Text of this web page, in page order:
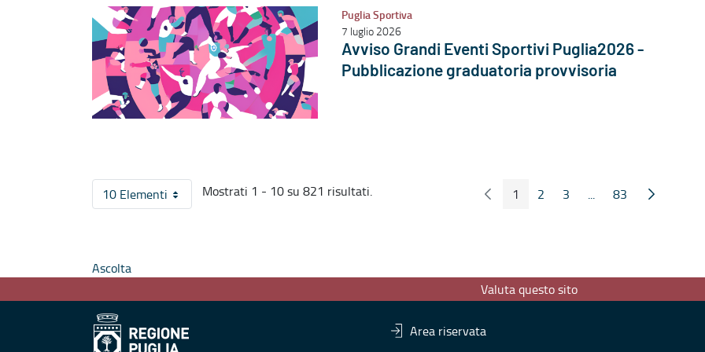
Puglia Sportiva
7 luglio 2026
Avviso Grandi Eventi Sportivi Puglia2026 -
Pubblicazione graduatoria provvisoria
10 ElementiPer pagina
Mostrati 1 - 10 su 821 risultati. Pagina Precedente
Pagina
1 Pagina
2 Pagina
3 ...
Pagine intermedie
Pagina
83 Pagina
Ascolta
Valuta questo sito
Area riservata